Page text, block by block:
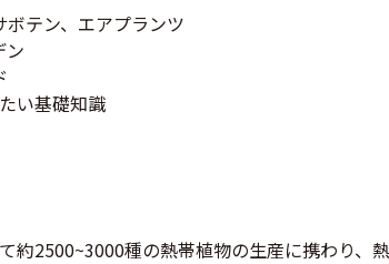
テン、エアプランツ
ン
い基礎知識
約2500~3000種の熱帯植物の生産に携わり、